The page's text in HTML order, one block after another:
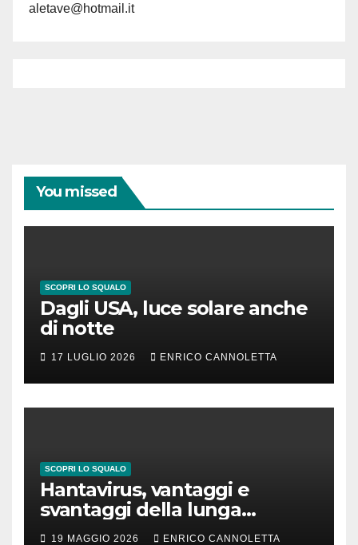
aletave@hotmail.it
You missed
SCOPRI LO SQUALO
Dagli USA, luce solare anche
di notte
17 LUGLIO 2026 ENRICO CANNOLETTA
SCOPRI LO SQUALO
Hantavirus, vantaggi e
svantaggi della lunga
incubazione
19 MAGGIO 2026 ENRICO CANNOLETTA